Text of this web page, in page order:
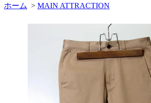
ホーム > MAIN ATTRACTION